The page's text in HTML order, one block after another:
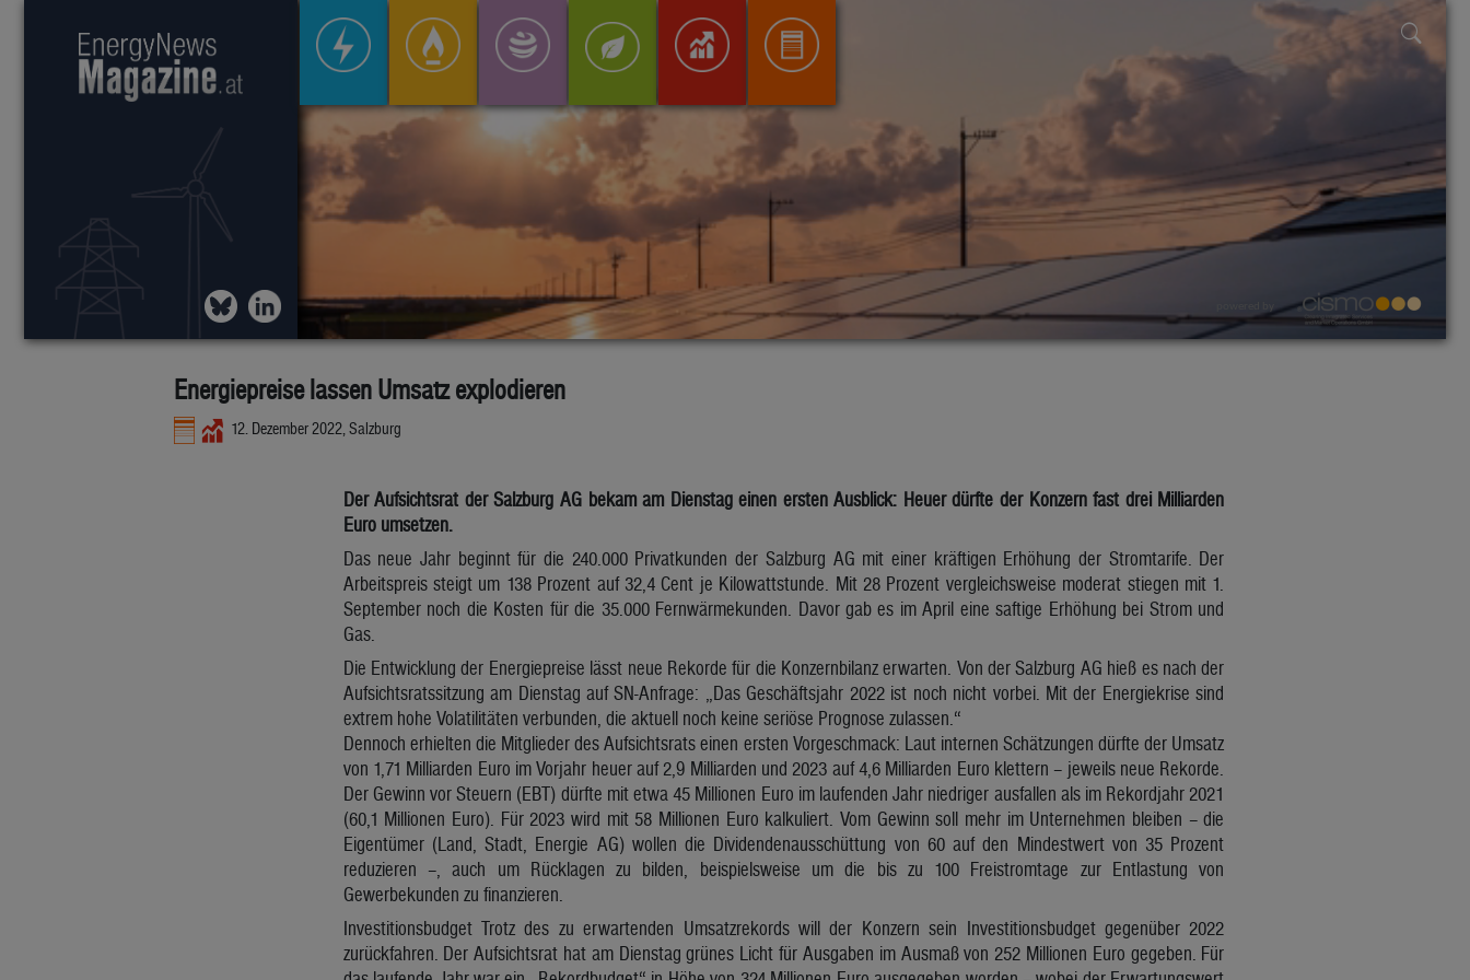
Energiepreise lassen Umsatz explodieren
12. Dezember 2022, Salzburg
Der Aufsichtsrat der Salzburg AG bekam am Dienstag einen ersten Ausblick: Heuer dürfte der Konzern fast drei Milliarden
Euro umsetzen.
Das neue Jahr beginnt für die 240.000 Privatkunden der Salzburg AG mit einer kräftigen Erhöhung der Stromtarife. Der
Arbeitspreis steigt um 138 Prozent auf 32,4 Cent je Kilowattstunde. Mit 28 Prozent vergleichsweise moderat stiegen mit 1.
September noch die Kosten für die 35.000 Fernwärmekunden. Davor gab es im April eine saftige Erhöhung bei Strom und
Gas.
Die Entwicklung der Energiepreise lässt neue Rekorde für die Konzernbilanz erwarten. Von der Salzburg AG hieß es nach der
Aufsichtsratssitzung am Dienstag auf SN-Anfrage: „Das Geschäftsjahr 2022 ist noch nicht vorbei. Mit der Energiekrise sind
extrem hohe Volatilitäten verbunden, die aktuell noch keine seriöse Prognose zulassen.“
Dennoch erhielten die Mitglieder des Aufsichtsrats einen ersten Vorgeschmack: Laut internen Schätzungen dürfte der Umsatz
von 1,71 Milliarden Euro im Vorjahr heuer auf 2,9 Milliarden und 2023 auf 4,6 Milliarden Euro klettern – jeweils neue Rekorde.
Der Gewinn vor Steuern (EBT) dürfte mit etwa 45 Millionen Euro im laufenden Jahr niedriger ausfallen als im Rekordjahr 2021
(60,1 Millionen Euro). Für 2023 wird mit 58 Millionen Euro kalkuliert. Vom Gewinn soll mehr im Unternehmen bleiben – die
Eigentümer (Land, Stadt, Energie AG) wollen die Dividendenausschüttung von 60 auf den Mindestwert von 35 Prozent
reduzieren –, auch um Rücklagen zu bilden, beispielsweise um die bis zu 100 Freistromtage zur Entlastung von
Gewerbekunden zu finanzieren.
Investitionsbudget Trotz des zu erwartenden Umsatzrekords will der Konzern sein Investitionsbudget gegenüber 2022
zurückfahren. Der Aufsichtsrat hat am Dienstag grünes Licht für Ausgaben im Ausmaß von 252 Millionen Euro gegeben. Für